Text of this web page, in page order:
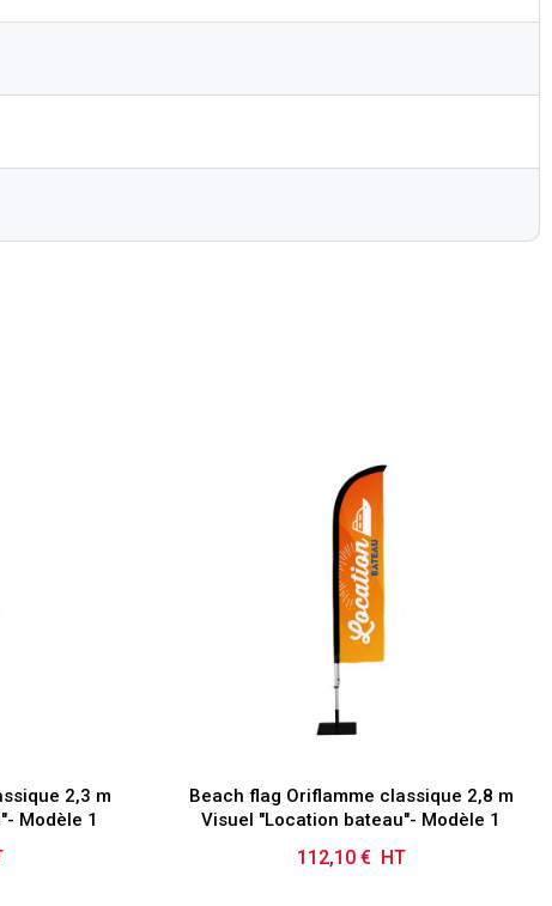
2,3 m
Modèle 1
Beach flag Oriflamme classique 2,8 m
Visuel "Location bateau"- Modèle 1
Prix
112,10 € HT